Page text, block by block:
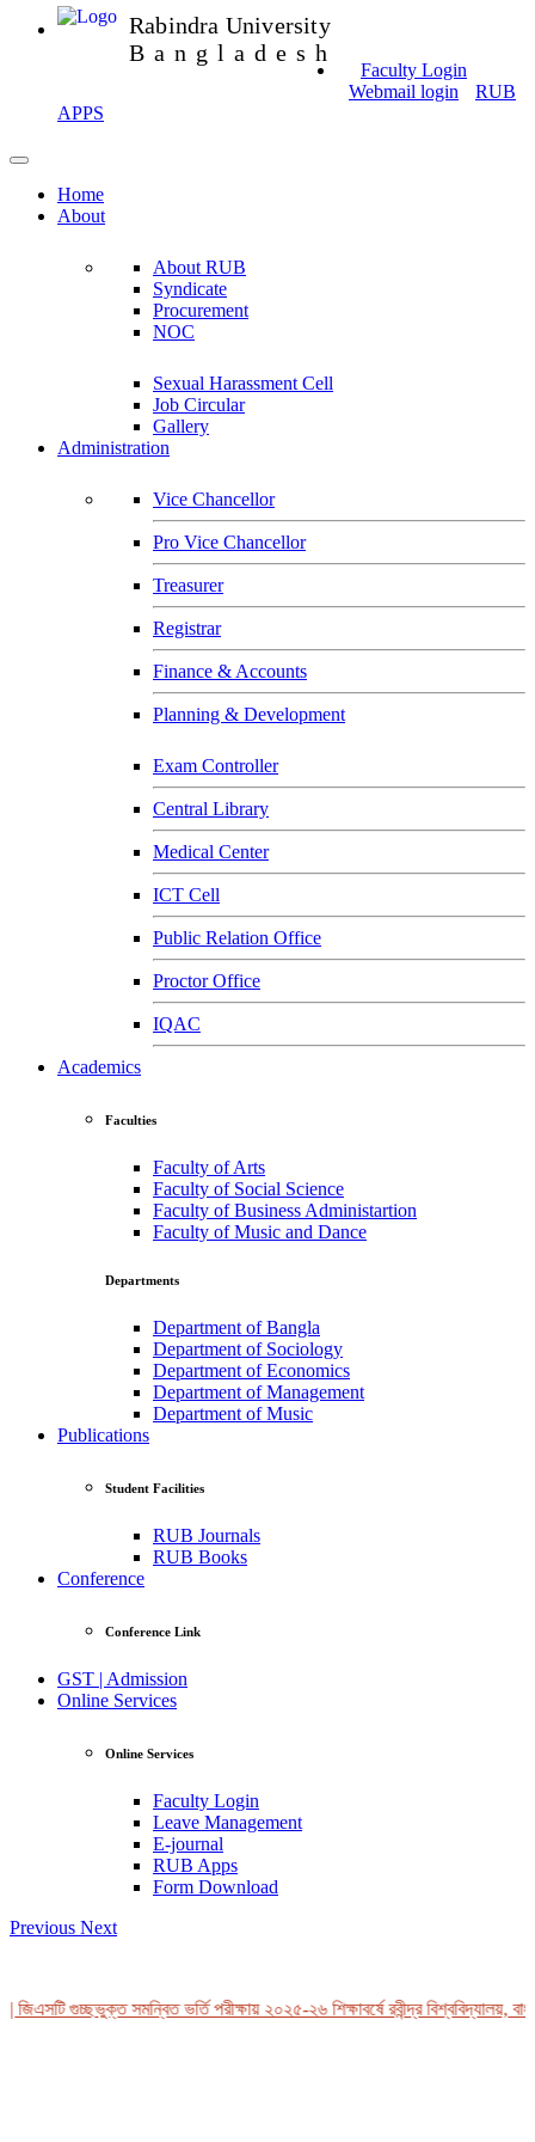
Rabindra University
Bangladesh
Faculty Login
Webmail login
RUB
APPS
Home
About
About RUB
Syndicate
Procurement
NOC
Sexual Harassment Cell
Job Circular
Gallery
Administration
Vice Chancellor
Pro Vice Chancellor
Treasurer
Registrar
Finance & Accounts
Planning & Development
Exam Controller
Central Library
Medical Center
ICT Cell
Public Relation Office
Proctor Office
IQAC
Academics
Faculties
Faculty of Arts
Faculty of Social Science
Faculty of Business Administartion
Faculty of Music and Dance
Departments
Department of Bangla
Department of Sociology
Department of Economics
Department of Management
Department of Music
Publications
Student Facilities
RUB Journals
RUB Books
Conference
Conference Link
GST | Admission
Online Services
Online Services
Faculty Login
Leave Management
E-journal
RUB Apps
Form Download
Previous Next
গুচ্ছভুক্ত সমন্বিত ভর্তি পরীক্ষায় ২০২৫-২৬ শিক্ষাবর্ষে রবীন্দ্র বিশ্ববিদ্যালয়,